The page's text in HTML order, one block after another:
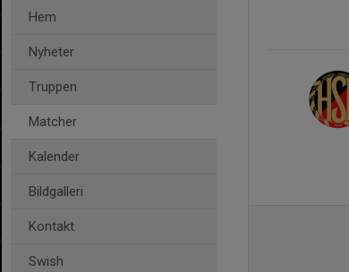
Hem
Nyheter
Truppen
Matcher
Kalender
Bildgalleri
Kontakt
Swish